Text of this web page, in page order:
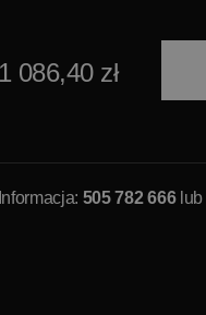
1 086,40 zł
Informacja: 505 782 666lub